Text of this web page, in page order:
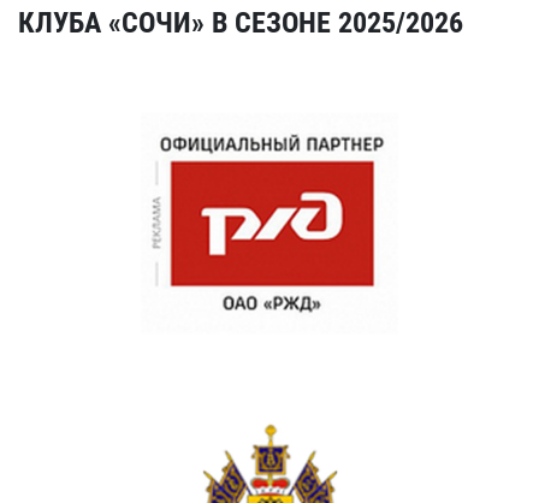
КЛУБА «СОЧИ» В СЕЗОНЕ 2025/2026